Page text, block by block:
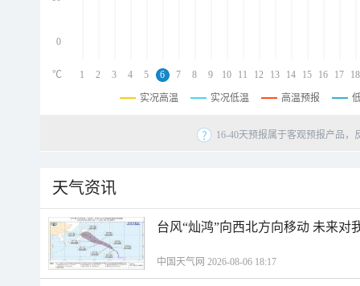
0
1 2 3 4 5 6 7 8 9 10 11 12 13 14 15 16 17 18
℃
实况高温 实况低温 高温预报
16-40天预报属于客观预报产品
天气资讯
台风“灿鸿”向西北方向移动 未来对
中国天气网 2026-08-06 18:17